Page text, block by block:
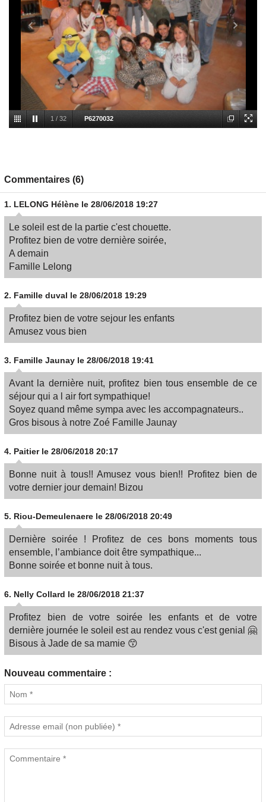
1 / 32 P6270032
Commentaires (6)
1. LELONG Hélène le 28/06/2018 19:27
Le soleil est de la partie c'est chouette.
Profitez bien de votre dernière soirée,
A demain
Famille Lelong
2. Famille duval le 28/06/2018 19:29
Profitez bien de votre sejour les enfants
Amusez vous bien
3. Famille Jaunay le 28/06/2018 19:41
Avant la dernière nuit, profitez bien tous ensemble de ce
séjour qui a l air fort sympathique!
Soyez quand même sympa avec les accompagnateurs..
Gros bisous à notre Zoé Famille Jaunay
4. Paitier le 28/06/2018 20:17
Bonne nuit à tous!! Amusez vous bien!! Profitez bien de
votre dernier jour demain! Bizou
5. Riou-Demeulenaere le 28/06/2018 20:49
Dernière soirée ! Profitez de ces bons moments tous
ensemble, l’ambiance doit être sympathique...
Bonne soirée et bonne nuit à tous.
6. Nelly Collard le 28/06/2018 21:37
Profitez bien de votre soirée les enfants et de votre
dernière journée le soleil est au rendez vous c'est genial 🤗
Bisous à Jade de sa mamie 😙
Nouveau commentaire :